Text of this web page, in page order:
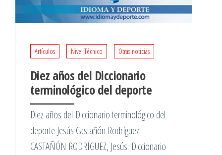
Artículos Nivel Técnico Otras noticias
Diez años del Diccionario
terminológico del deporte
Diez años del Diccionario terminológico del
deporte Jesús Castañón Rodríguez
CASTAÑÓN RODRÍGUEZ, Jesús: Diccionario